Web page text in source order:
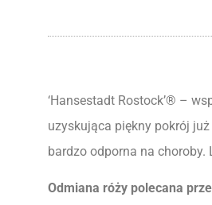
‘Hansestadt Rostock’® –
uzyskująca piękny pokrój
bardzo odporna na
Odmiana róży polecana